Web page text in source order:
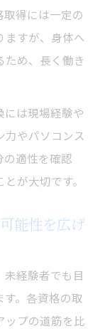
得には一定の
ますが、身体へ
め、長く働き
は現場経験や
やパソコンス
の適性を確認
が大切です。
能性を広げ
経験者でも目
。各資格の取
ップの道筋を比